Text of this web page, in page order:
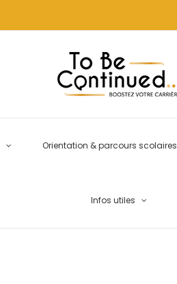
Orientation & parcours scolaires
Infos utiles